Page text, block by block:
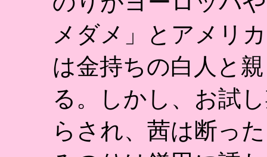
メダメ」とアメリ
は金持ちの白人と
る。しかし、お試
らされ、茜は断っ